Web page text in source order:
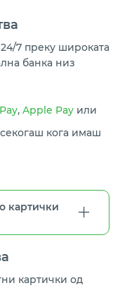
7 преку широката
банка низ
, Apple Pay или
кога имаш
картички
картички од